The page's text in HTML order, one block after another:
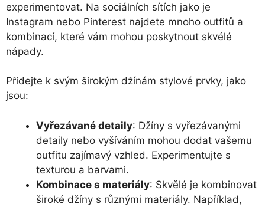
experimentovat. Na sociálních sítích jako je
Instagram nebo Pinterest najdete mnoho outfitů a
kombinací, které vám mohou poskytnout skvélé
nápady.
Přidejte k svým širokým džínám stylové prvky, jako
jsou:
Vyřezávané detaily: Džíny s vyřezávanými
detaily nebo vyšíváním mohou dodat vašemu
outfitu zajímavý vzhled. Experimentujte s
texturou a barvami.
Kombinace s materiály: Skvělé je kombinovat
široké džíny s různými materiály. Například,